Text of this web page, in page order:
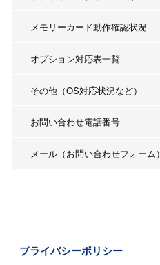
メモリーカード動作確認状況
オプション対応表一覧
その他（OS対応状況など）
お問い合わせ電話番号
メール（お問い合わせフォーム）
プライバシーポリシー